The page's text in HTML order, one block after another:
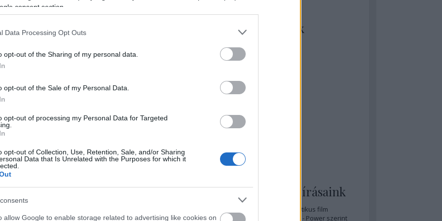
consent section.
Data Processing Opt Outs
opt-out of the Sharing of my personal data.
opt-out of the Sale of my Personal Data.
opt-out of processing my Personal Data for Targeted
opt-out of Collection, Use, Retention, Sale, and/or Sharing
Data that Is Unrelated with the Purposes for which it
allow Google to enable storage related to advertising like cookies on
feelingem van vele kapcsolatban a
póráz miatt), Jézus viszont egy
A nagy kérdés az lesz, hogy ki melyik oldalon
is lehet, ugyanis egy ember is eldöntheti a
mindent megkaptunk, amiért megszerettük a
a következő részek legalább ilyen tartalmasak
után újra 7 év bőség jön nekünk, nézőknek.
az én kis saját téveszmém, de az biztos, hogy
választ. Addig is várjunk türelemmel (aki eddig
és reménykedjünk, hogy ott vannak azok a
régóta várunk.
horror
Akiket szívesen
nézünk/olvasunk
Borosta szerint
DarkSide Joint
FilmFreak
Filmtrailer
Filmzabáló
Mozi Mánia app
Nézze meg az ember!
Trashnevelés
Jus & Calzone
A legolvasottabb írásaink
A 20 legjobb posztapokaliptikus film
A 15 legjobb időutazós film - Power szerint